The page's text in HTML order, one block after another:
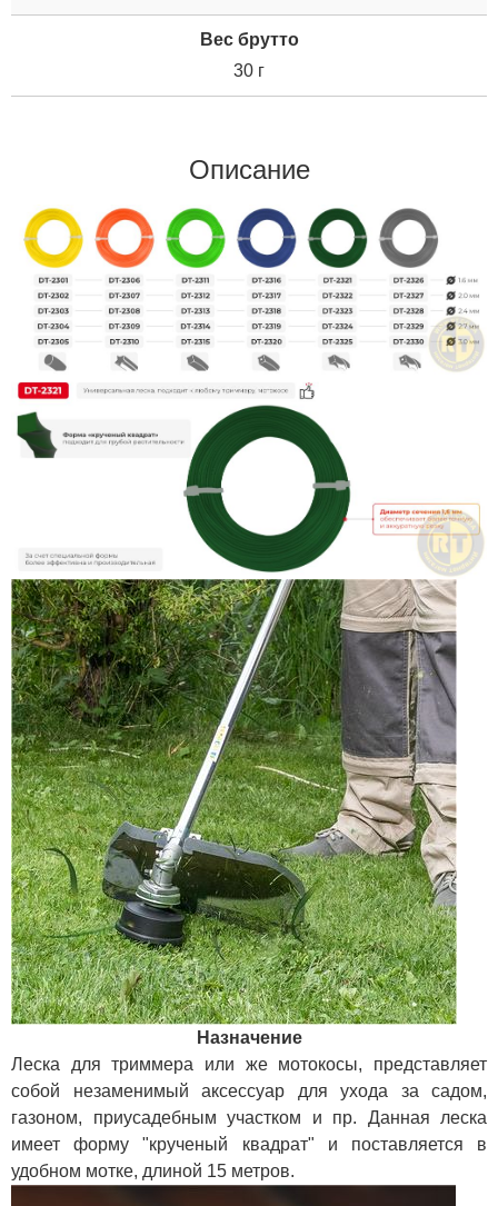
Вес брутто
30 г
Описание
Назначение
Леска для триммера или же мотокосы, представляет
собой незаменимый аксессуар для ухода за садом,
газоном, приусадебным участком и пр. Данная леска
имеет форму "крученый квадрат" и поставляется в
удобном мотке, длиной 15 метров.